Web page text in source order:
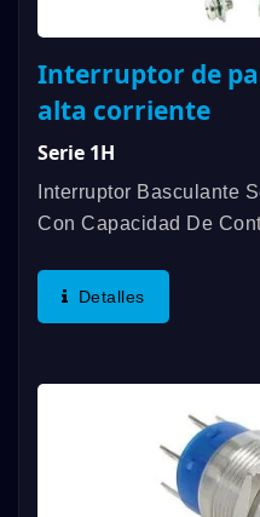
Interruptor de
alta corriente
Serie 1H
Interruptor Basculante
Con Capacidad De
Tecnología Original De
Mango Agitador Con
Detalles